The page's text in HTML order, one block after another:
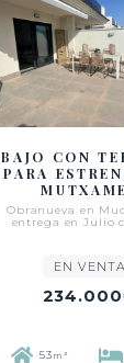
BAJO CON
PARA
Obranueva en
entrega en Julio
EN VENTA
53 m²